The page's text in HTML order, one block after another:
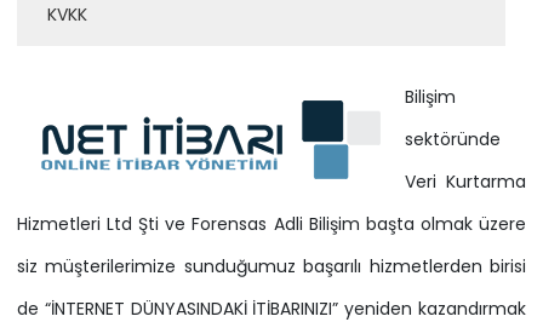
KVKK
Bilişim
sektöründe
Veri Kurtarma
Hizmetleri Ltd Şti ve Forensas Adli Bilişim başta olmak üzere
siz müşterilerimize sunduğumuz başarılı hizmetlerden birisi
de “İNTERNET DÜNYASINDAKİ İTİBARINIZI” yeniden kazandırmak